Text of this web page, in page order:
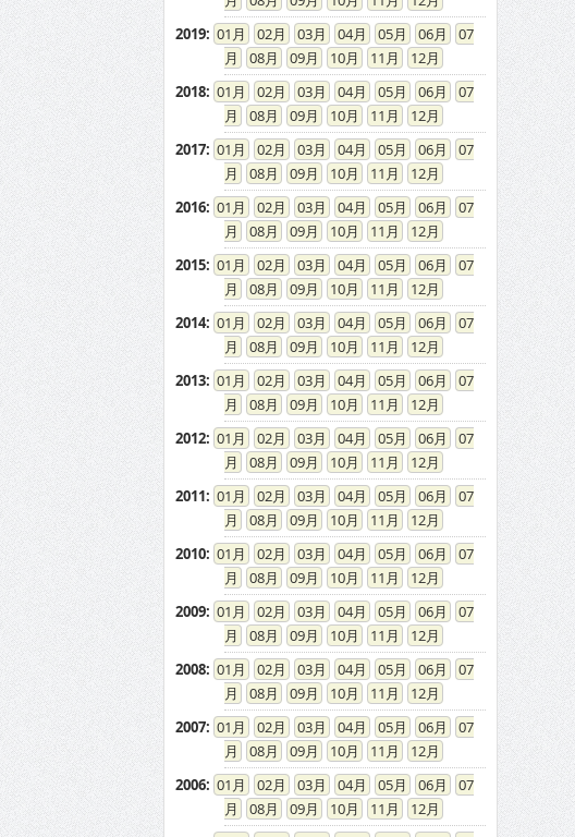
2019: 01 02 03 04 05 06
07
08
09 10 11
12
2018: 01 02 03 04 05 06
07
08
09 10 11
12
2017: 01 02 03 04 05 06
07
08
09 10 11
12
2016: 01 02 03 04 05 06
07
08
09 10 11
12
2015: 01 02 03 04 05 06
07
08
09 10 11
12
2014: 01 02 03 04 05 06
07
08
09 10 11
12
2013: 01 02 03 04 05 06
07
08
09 10 11
12
2012: 01 02 03 04 05 06
07
08
09 10 11
12
2011: 01 02 03 04 05 06
07
08
09 10 11
12
2010: 01 02 03 04 05 06
07
08
09 10 11
12
2009: 01 02 03 04 05 06
07
08
09 10 11
12
2008: 01 02 03 04 05 06
07
08
09 10 11
12
2007: 01 02 03 04 05 06
07
08
09 10 11
12
2006: 01 02 03 04 05 06
07
08
09 10 11
12